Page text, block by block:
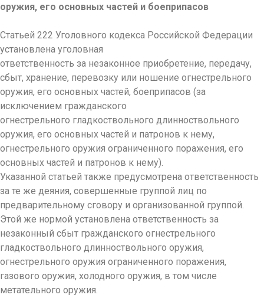
оружия, его основных частей и боеприпасов
Статьей 222 Уголовного кодекса Российской Федерации
установлена уголовная
ответственность за незаконное приобретение, передачу,
сбыт, хранение, перевозку или ношение огнестрельного
оружия, его основных частей, боеприпасов (за
исключением гражданского
огнестрельного гладкоствольного длинноствольного
оружия, его основных частей и патронов к нему,
огнестрельного оружия ограниченного поражения, его
основных частей и патронов к нему).
Указанной статьей также предусмотрена ответственность
за те же деяния, совершенные группой лиц по
предварительному сговору и организованной группой.
Этой же нормой установлена ответственность за
незаконный сбыт гражданского огнестрельного
гладкоствольного длинноствольного оружия,
огнестрельного оружия ограниченного поражения,
газового оружия, холодного оружия, в том числе
метательного оружия.